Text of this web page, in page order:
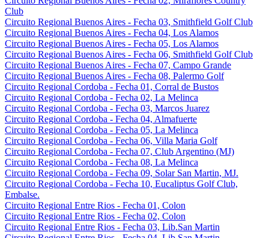
Club
Circuito Regional Buenos Aires - Fecha 03, Smithfield Golf Club
Circuito Regional Buenos Aires - Fecha 04, Los Alamos
Circuito Regional Buenos Aires - Fecha 05, Los Alamos
Circuito Regional Buenos Aires - Fecha 06, Smithfield Golf Club
Circuito Regional Buenos Aires - Fecha 07, Campo Grande
Circuito Regional Buenos Aires - Fecha 08, Palermo Golf
Circuito Regional Cordoba - Fecha 01, Corral de Bustos
Circuito Regional Cordoba - Fecha 02, La Melinca
Circuito Regional Cordoba - Fecha 03, Marcos Juarez
Circuito Regional Cordoba - Fecha 04, Almafuerte
Circuito Regional Cordoba - Fecha 05, La Melinca
Circuito Regional Cordoba - Fecha 06, Villa Maria Golf
Circuito Regional Cordoba - Fecha 07, Club Argentino (MJ)
Circuito Regional Cordoba - Fecha 08, La Melinca
Circuito Regional Cordoba - Fecha 09, Solar San Martin, MJ.
Circuito Regional Cordoba - Fecha 10, Eucaliptus Golf Club,
Embalse.
Circuito Regional Entre Rios - Fecha 01, Colon
Circuito Regional Entre Rios - Fecha 02, Colon
Circuito Regional Entre Rios - Fecha 03, Lib.San Martin